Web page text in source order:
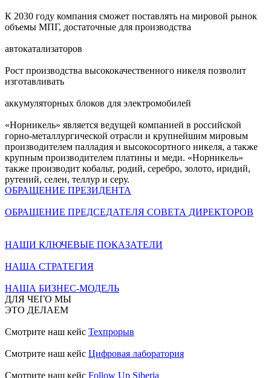
К 2030 году компания сможет поставлять на мировой рынок
объемы МПГ, достаточные для производства
автокатализаторов
Рост производства высококачественного никеля позволит
изготавливать
аккумуляторных блоков для электромобилей
«Норникель» является ведущей компанией в российской
горно-металлургической отрасли и крупнейшим мировым
производителем палладия и высокосортного никеля, а также
крупным производителем платины и меди. «Норникель»
также производит кобальт, родий, серебро, золото, иридий,
рутений, селен, теллур и серу.
ОБРАЩЕНИЕ ПРЕЗИДЕНТА
ОБРАЩЕНИЕ ПРЕДСЕДАТЕЛЯ СОВЕТА ДИРЕКТОРОВ
НАШИ КЛЮЧЕВЫЕ ПОКАЗАТЕЛИ
НАША СТРАТЕГИЯ
НАША БИЗНЕС-МОДЕЛЬ
ДЛЯ ЧЕГО МЫ
ЭТО ДЕЛАЕМ
Смотрите наш кейс Техпрорыв
Смотрите наш кейс Цифровая лаборатория
Смотрите наш кейс Follow Up Siberia